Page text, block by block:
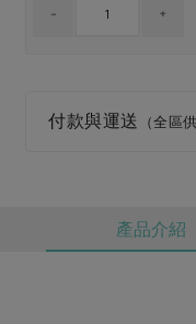
下載專區
社務會議
付款與運送 （全區
產品介紹